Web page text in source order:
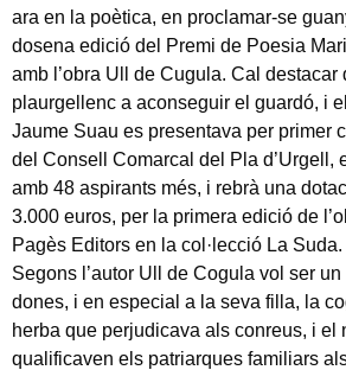
ara en la poètica, en proclamar-se
dosena edició del Premi de Poesia
amb l’obra Ull de Cugula. Cal destacar
plaurgellenc a aconseguir el guardó, i
Jaume Suau es presentava per primer
del Consell Comarcal del Pla d’Urgell,
amb 48 aspirants més, i rebrà una
3.000 euros, per la primera edició de
Pagès Editors en la col·lecció La Suda.
Segons l’autor Ull de Cogula vol ser
dones, i en especial a la seva filla, la
herba que perjudicava als conreus, i el
qualificaven els patriarques familiars